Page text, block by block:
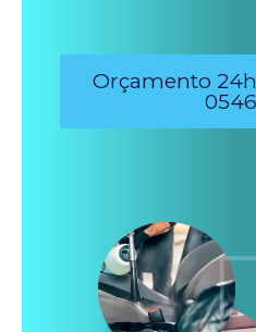
Orçamento 24h
0546